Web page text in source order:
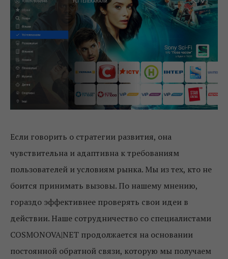
Если говорить о стратегии развития, она
чувствительна и адаптивна к требованиям
пользователей и условиям рынка. Мы из тех, кто не
боится принимать вызовы. По нашему мнению,
гораздо эффективнее проверять свои идеи в
действии. Наше сотрудничество со специалистами
COSMONOVA|NET продолжается на основании
постоянной обратной связи, которую мы получаем